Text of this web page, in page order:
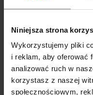
Niniejsza strona
Wykorzystujemy pliki
i reklam, aby oferować
analizować ruch w
korzystasz z naszej
społecznościowym,
Wybierz temat
Ekspert
Wybierz formę kontaktu
udzielenie wywiadu
komentarz do artykułu
udział w audycji
udział w nagraniu
udział w audycji